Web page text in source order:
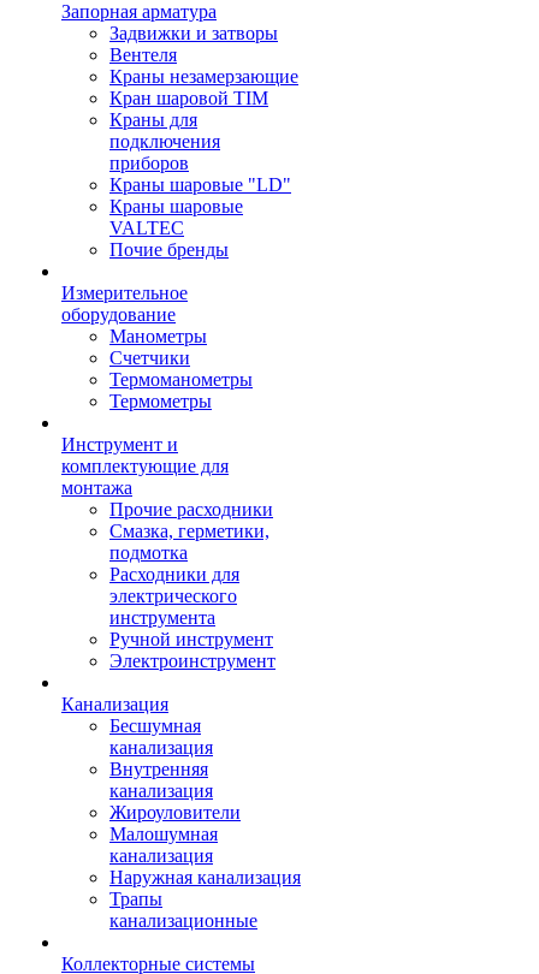
Запорная арматура
Задвижки и затворы
Вентеля
Краны незамерзающие
Кран шаровой TIM
Краны для
подключения
приборов
Краны шаровые "LD"
Краны шаровые
VALTEC
Почие бренды
Измерительное
оборудование
Манометры
Счетчики
Термоманометры
Термометры
Инструмент и
комплектующие для
монтажа
Прочие расходники
Смазка, герметики,
подмотка
Расходники для
электрического
инструмента
Ручной инструмент
Электроинструмент
Канализация
Бесшумная
канализация
Внутренняя
канализация
Жироуловители
Малошумная
канализация
Наружная канализация
Трапы
канализационные
Коллекторные системы